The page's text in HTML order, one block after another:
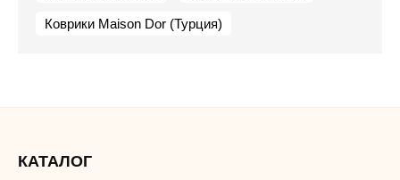
Коврики Maison Dor (Турция)
КАТАЛОГ